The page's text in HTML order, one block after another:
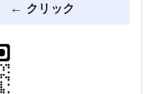
← クリック